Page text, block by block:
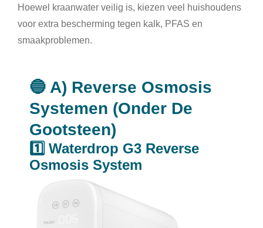
Hoewel kraanwater veilig is, kiezen veel huishoudens
voor extra bescherming tegen kalk, PFAS en
smaakproblemen.
🔵 A) Reverse Osmosis
Systemen (Onder De
Gootsteen)
1️⃣ Waterdrop G3 Reverse
Osmosis System